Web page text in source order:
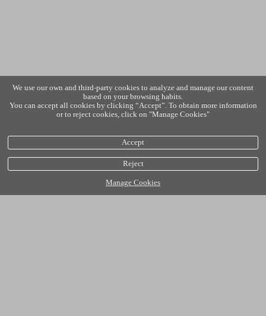
We use our own and third-party cookies to analyze and manage our content
based on your browsing habits.
You can accept all cookies by clicking “Accept”. To obtain more information
or to reject cookies, click on "Manage Cookies"
Accept
Reject
Manage Cookies